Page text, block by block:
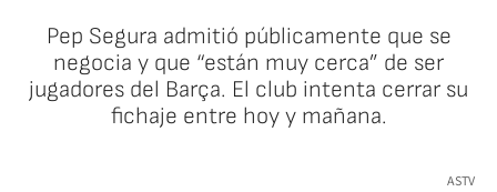
Pep Segura admitió públicamente que se
negocia y que “están muy cerca” de ser
jugadores del Barça. El club intenta cerrar su
fichaje entre hoy y mañana.
ASTV